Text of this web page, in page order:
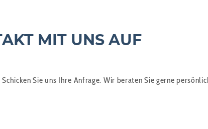
MIT UNS AUF
Sie uns Ihre Anfrage. Wir beraten Sie gerne